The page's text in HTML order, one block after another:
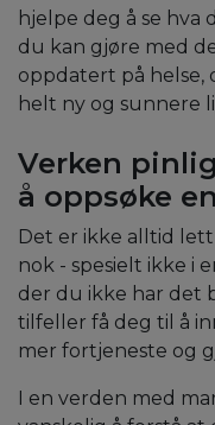
hjelpe deg å se hva
du kan gjøre med
oppdatert på helse,
helt ny og sunnere
Verken
å oppsøke
Det er ikke alltid
nok - spesielt ikke i
der du ikke har det
tilfeller få deg til å
mer fortjeneste og
I en verden med